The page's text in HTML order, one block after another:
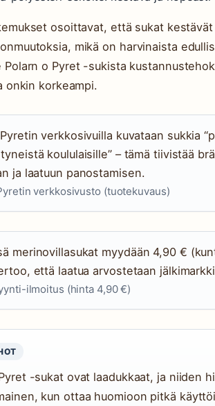
osoittavat, että sukat
mikä on harvinaista
Polarn o Pyret -sukista
onkin korkeampi.
verkkosivuilla kuvataan sukkia
koululaisille” – tämä tiivistää
ja laatuun panostamisen.
verkkosivusto (tuotekuvaus)
merinovillasukat myydään 4,90 €
että laatua arvostetaan
ilmoitus (hinta 4,90 €)
-sukat ovat laadukkaat, ja niiden
kun ottaa huomioon pitkä